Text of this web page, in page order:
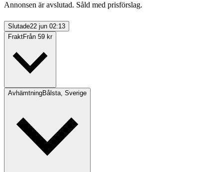
Annonsen är avslutad. Såld med prisförslag.
Slutade22 jun 02:13
FraktFrån 59 kr
AvhämtningBålsta, Sverige